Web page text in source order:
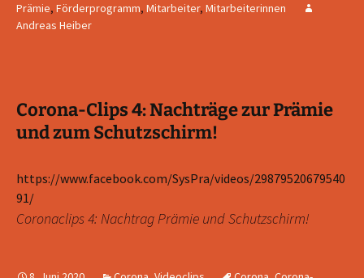
Prämie, Förderprogramm, Mitarbeiter, Mitarbeiterinnen
Andreas Heiber
Corona-Clips 4: Nachträge zur Prämie
und zum Schutzschirm!
https://www.facebook.com/SysPra/videos/29879520679540
91/
Coronaclips 4: Nachtrag Prämie und Schutzschirm!